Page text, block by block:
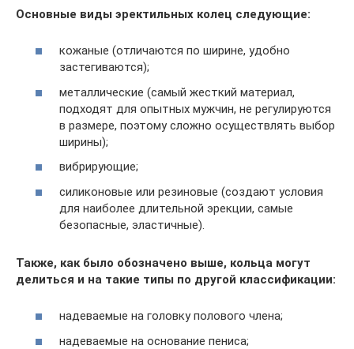
Основные виды эректильных колец следующие:
кожаные (отличаются по ширине, удобно
застегиваются);
металлические (самый жесткий материал,
подходят для опытных мужчин, не регулируются
в размере, поэтому сложно осуществлять выбор
ширины);
вибрирующие;
силиконовые или резиновые (создают условия
для наиболее длительной эрекции, самые
безопасные, эластичные).
Также, как было обозначено выше, кольца могут
делиться и на такие типы по другой классификации:
надеваемые на головку полового члена;
надеваемые на основание пениса;